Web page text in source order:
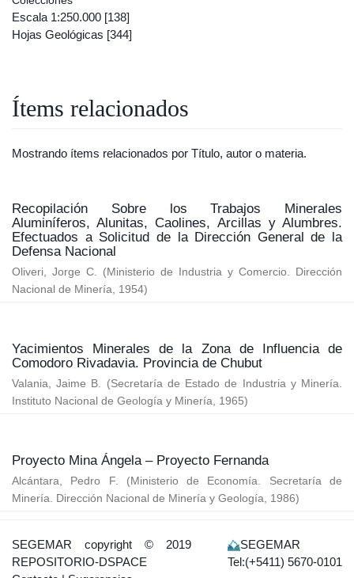
Escala 1:250.000 [138]
Hojas Geológicas [344]
Ítems relacionados
Mostrando ítems relacionados por Título, autor o materia.
Recopilación Sobre los Trabajos Minerales
Aluminíferos, Alunitas, Caolines, Arcillas y Alumbres.
Efectuados a Solicitud de la Dirección General de la
Defensa Nacional
Oliveri, Jorge C. (Ministerio de Industria y Comercio. Dirección
Nacional de Minería
1954)
Yacimientos Minerales de la Zona de Influencia de
Comodoro Rivadavia. Provincia de Chubut
Valania, Jaime B. (Secretaría de Estado de Industria y Minería.
Instituto Nacional de Geología y Minería
1965)
Proyecto Mina Ángela – Proyecto Fernanda
Alcántara, Pedro F. (Ministerio de Economía. Secretaría de
Minería. Dirección Nacional de Minería y Geología
1986)
SEGEMAR copyright © 2019
REPOSITORIO-DSPACE
SEGEMAR
Tel:(+5411) 5670-0101